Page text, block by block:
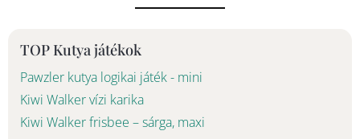
f
TOP Kutya játékok
Pawzler kutya logikai játék - mini
Kiwi Walker vízi karika
Kiwi Walker frisbee – sárga, maxi